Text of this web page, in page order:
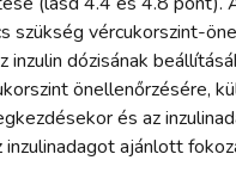
szükség vércukorszint-
inzulin dózisának
önellenőrzésére,
és az
ajánlott